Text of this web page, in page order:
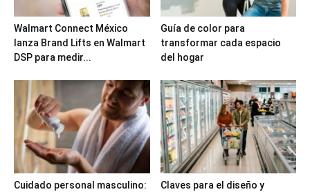
Walmart Connect México
lanza Brand Lifts en Walmart
DSP para medir...
Guía de color para
transformar cada espacio
del hogar
Cuidado personal masculino:
Claves para el diseño y